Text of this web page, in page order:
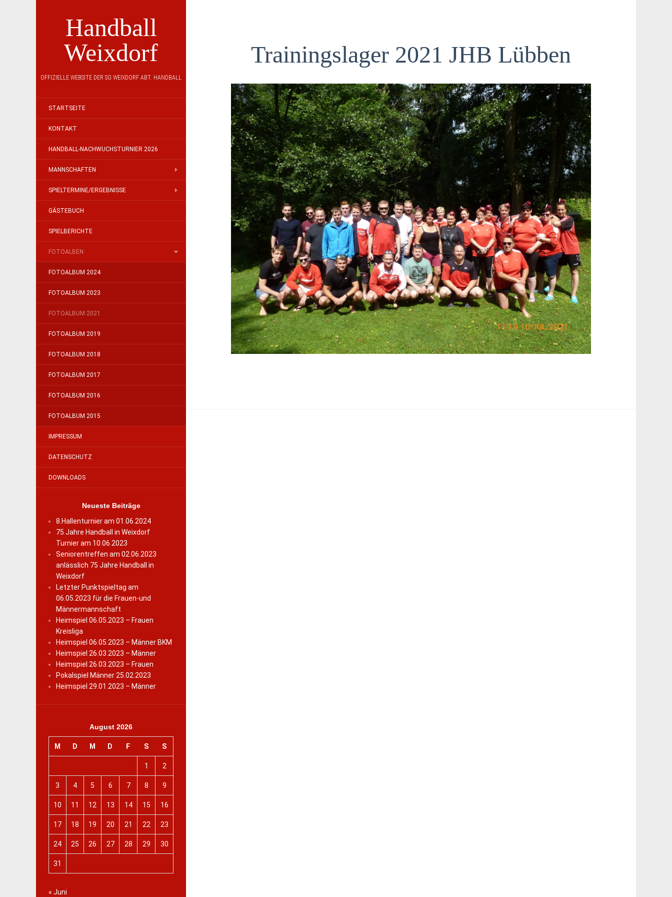
Handball
Weixdorf
OFFIZIELLE WEBSITE DER SG WEIXDORF ABT. HANDBALL
STARTSEITE
KONTAKT
HANDBALL-NACHWUCHSTURNIER 2026
MANNSCHAFTEN
SPIELTERMINE/ERGEBNISSE
GÄSTEBUCH
SPIELBERICHTE
FOTOALBEN
FOTOALBUM 2024
FOTOALBUM 2023
FOTOALBUM 2021
FOTOALBUM 2019
FOTOALBUM 2018
FOTOALBUM 2017
FOTOALBUM 2016
FOTOALBUM 2015
IMPRESSUM
DATENSCHUTZ
DOWNLOADS
Neueste Beiträge
8.Hallenturnier am 01.06.2024
75 Jahre Handball in Weixdorf
Turnier am 10.06.2023
Seniorentreffen am 02.06.2023
anlässlich 75 Jahre Handball in
Weixdorf
Letzter Punktspieltag am
06.05.2023 für die Frauen-und
Männermannschaft
Heimspiel 06.05.2023 – Frauen
Kreisliga
Heimspiel 06.05.2023 – Männer BKM
Heimspiel 26.03.2023 – Männer
Heimspiel 26.03.2023 – Frauen
Pokalspiel Männer 25.02.2023
Heimspiel 29.01.2023 – Männer
August 2026
M D M D F S S
1 2
3 4 5 6 7 8 9
10 11 12 13 14 15 16
17 18 19 20 21 22 23
24 25 26 27 28 29 30
31
« Juni
Trainingslager 2021 JHB Lübben